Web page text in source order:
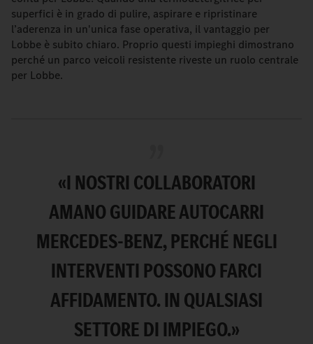
superfici è in grado di pulire, aspirare e ripristinare
l’aderenza in un'unica fase operativa, il vantaggio per
Lobbe è subito chiaro. Proprio questi impieghi dimostrano
perché un parco veicoli resistente riveste un ruolo centrale
per Lobbe.
«I NOSTRI COLLABORATORI
AMANO GUIDARE AUTOCARRI
MERCEDES-BENZ, PERCHÉ NEGLI
INTERVENTI POSSONO FARCI
AFFIDAMENTO. IN QUALSIASI
SETTORE DI IMPIEGO.»